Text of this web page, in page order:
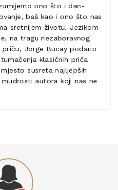
ono što i dan-
baš kao i ono što nas
sretnijem životu. Jezikom
na tragu nezaboravnog
Jorge Bucay podario
klasičnih priča
susreta najljepših
autora koji nas ne